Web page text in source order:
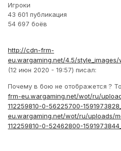
Игроки
43 601 публикация
54 697 боёв
http://cdn-frm-
eu.wargaming.net/4.5/
(12 июн 2020 - 19:57) писал:
Почему в бою не отображется ?
frm-eu.wargaming.net/wot/ru/
112259810-0-56225700-
eu.wargaming.net/wot/ru/uploads/
112259810-0-52462800-